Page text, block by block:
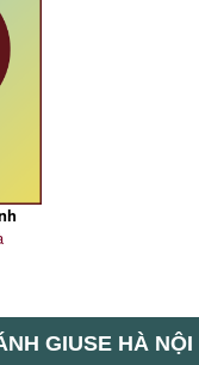
GIUSE HÀ NỘI